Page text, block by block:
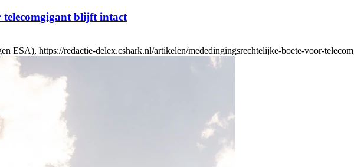
telecomgigant blijft intact
ESA), https://redactie-delex.cshark.nl/artikelen/mededingingsrechtelijke-boete-voor-